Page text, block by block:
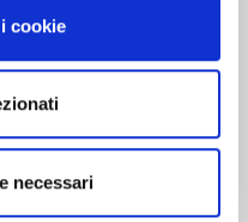
cookie
necessari
che …”valgono il
recensite, con